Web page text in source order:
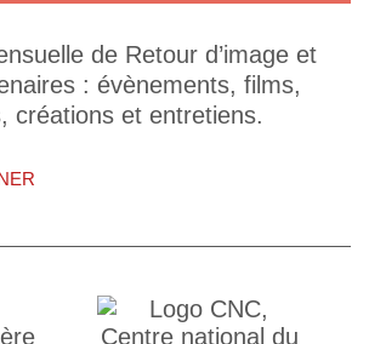
de Retour d’image et
: évènements, films,
créations et entretiens.